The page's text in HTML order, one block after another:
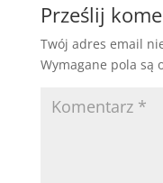
Prześlij
Twój adres email
Wymagane pola są